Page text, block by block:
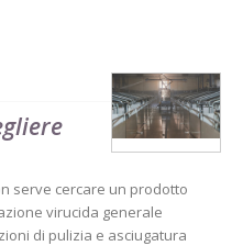
serve cercare un prodotto
virucida generale
di pulizia e asciugatura